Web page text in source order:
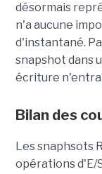
désormais
n'a aucune
d'instantané.
snapshot dans
écriture
Bilan des
Les snaphsots
opérations d'E/